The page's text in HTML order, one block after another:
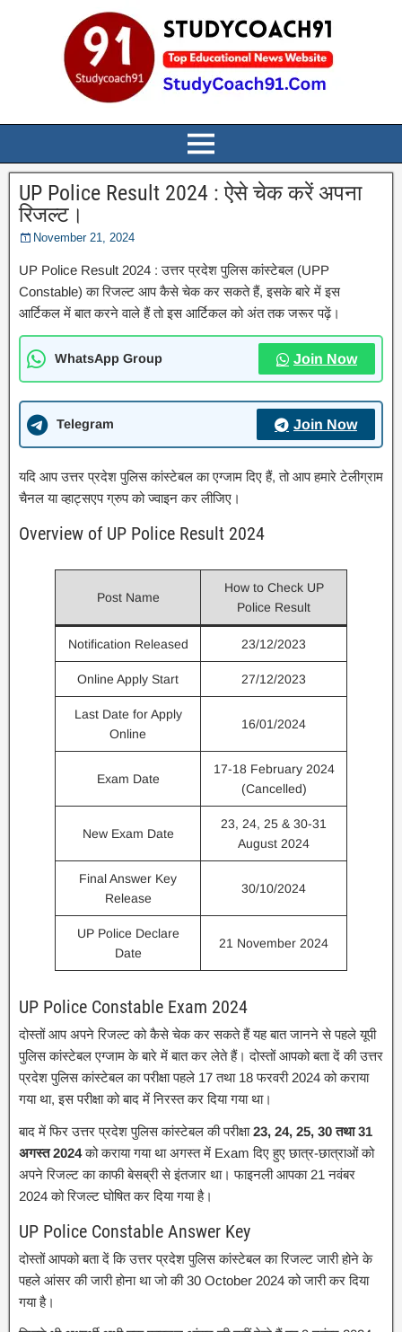
UP Police Result 2024 : ऐसे चेक करें अपना
रिजल्ट।
November 21, 2024
UP Police Result 2024 : उत्तर प्रदेश पुलिस कांस्टेबल (UPP
Constable) का रिजल्ट आप कैसे चेक कर सकते हैं, इसके बारे में इस
आर्टिकल में बात करने वाले हैं तो इस आर्टिकल को अंत तक जरूर पढ़ें।
WhatsApp Group Join Now
Telegram Join Now
यदि आप उत्तर प्रदेश पुलिस कांस्टेबल का एग्जाम दिए हैं, तो आप हमारे टेलीग्राम
चैनल या व्हाट्सएप ग्रुप को ज्वाइन कर लीजिए।
Overview of UP Police Result 2024
Post Name
How to Check UP
Police Result
Notification Released 23/12/2023
Online Apply Start 27/12/2023
Last Date for Apply
Online
16/01/2024
Exam Date
17-18 February 2024
(Cancelled)
New Exam Date
23, 24, 25 & 30-31
August 2024
Final Answer Key
Release
30/10/2024
UP Police Declare
Date
21 November 2024
UP Police Constable Exam 2024
दोस्तों आप अपने रिजल्ट को कैसे चेक कर सकते हैं यह बात जानने से पहले यूपी
पुलिस कांस्टेबल एग्जाम के बारे में बात कर लेते हैं। दोस्तों आपको बता दें की उत्तर
प्रदेश पुलिस कांस्टेबल का परीक्षा पहले 17 तथा 18 फरवरी 2024 को कराया
गया था, इस परीक्षा को बाद में निरस्त कर दिया गया था।
बाद में फिर उत्तर प्रदेश पुलिस कांस्टेबल की परीक्षा23, 24, 25, 30 तथा 31
अगस्त 2024को कराया गया था अगस्त में Exam दिए हुए छात्र-छात्राओं को
अपने रिजल्ट का काफी बेसब्री से इंतजार था। फाइनली आपका 21 नवंबर
2024 को रिजल्ट घोषित कर दिया गया है।
UP Police Constable Answer Key
दोस्तों आपको बता दें कि उत्तर प्रदेश पुलिस कांस्टेबल का रिजल्ट जारी होने के
पहले आंसर की जारी होना था जो की 30 October 2024 को जारी कर दिया
गया है।